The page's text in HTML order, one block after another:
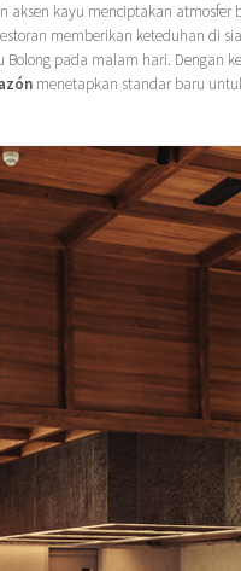
aksen kayu menciptakan atmosfer
memberikan keteduhan di
pada malam hari. Dengan
menetapkan standar baru